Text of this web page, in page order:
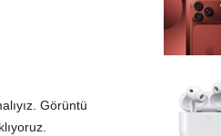
Görüntü